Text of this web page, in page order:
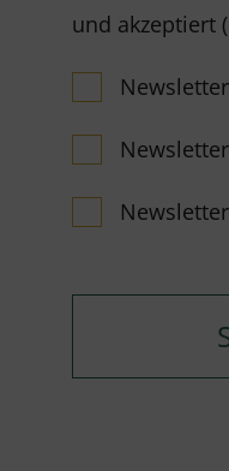
und akzeptiert